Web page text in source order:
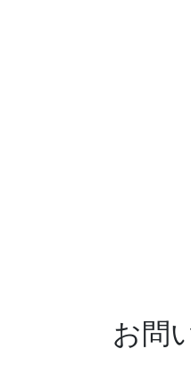
お問